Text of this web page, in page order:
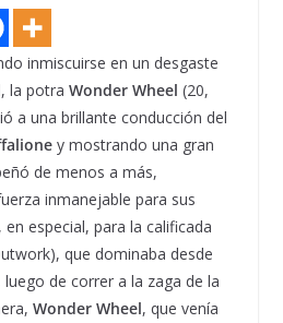
inmiscuirse en un desgaste
la potra Wonder Wheel (20,
a una brillante conducción del
y mostrando una gran
de menos a más,
inmanejable para sus
especial, para la calificada
que dominaba desde
de correr a la zaga de la
Wonder Wheel, que venía